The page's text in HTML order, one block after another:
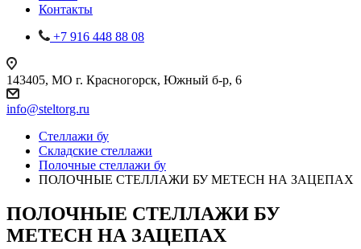
Контакты
+7 916 448 88 08
143405, МО г. Красногорск, Южный б-р, 6
info@steltorg.ru
Cтеллажи бу
Складские стеллажи
Полочные стеллажи бу
ПОЛОЧНЫЕ СТЕЛЛАЖИ БУ METECH НА ЗАЦЕПАХ
ПОЛОЧНЫЕ СТЕЛЛАЖИ БУ
METECH НА ЗАЦЕПАХ